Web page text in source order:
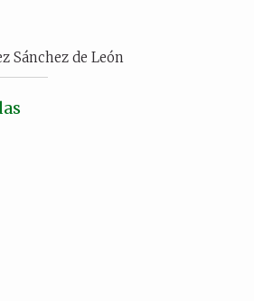
Sánchez de León